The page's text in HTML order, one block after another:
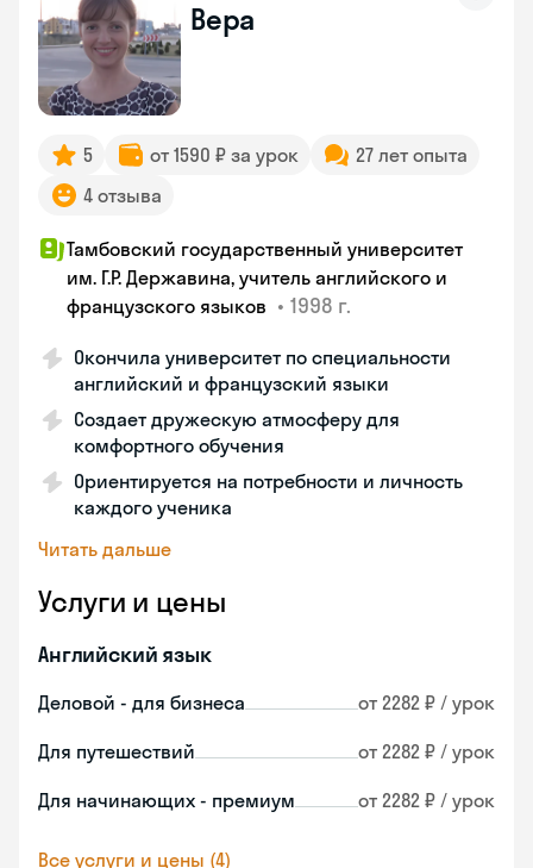
Вера
5 от 1590 ₽ за урок
27 лет опыта
4 отзыва
Тамбовский государственный университет
им. Г.Р. Державина, учитель английского и
французского языков • 1998 г.
Окончила университет по специальности
английский и французский языки
Создает дружескую атмосферу для
комфортного обучения
Ориентируется на потребности и личность
каждого ученика
Читать дальше
Услуги и цены
Английский язык
Деловой - для бизнеса от 2282 ₽ / урок
Для путешествий от 2282 ₽ / урок
Для начинающих - премиум от 2282 ₽ / урок
Все услуги и цены (4)